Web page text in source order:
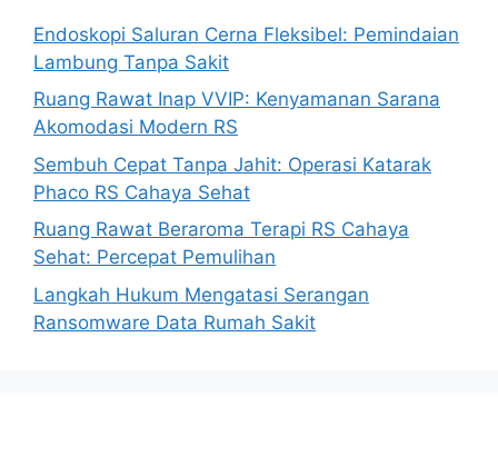
Endoskopi Saluran Cerna Fleksibel: Pemindaian
Lambung Tanpa Sakit
Ruang Rawat Inap VVIP: Kenyamanan Sarana
Akomodasi Modern RS
Sembuh Cepat Tanpa Jahit: Operasi Katarak
Phaco RS Cahaya Sehat
Ruang Rawat Beraroma Terapi RS Cahaya
Sehat: Percepat Pemulihan
Langkah Hukum Mengatasi Serangan
Ransomware Data Rumah Sakit